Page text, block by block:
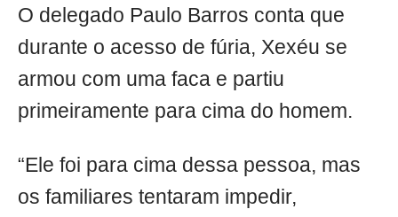
O delegado Paulo Barros conta que
durante o acesso de fúria, Xexéu se
armou com uma faca e partiu
primeiramente para cima do homem.
“Ele foi para cima dessa pessoa, mas
os familiares tentaram impedir,